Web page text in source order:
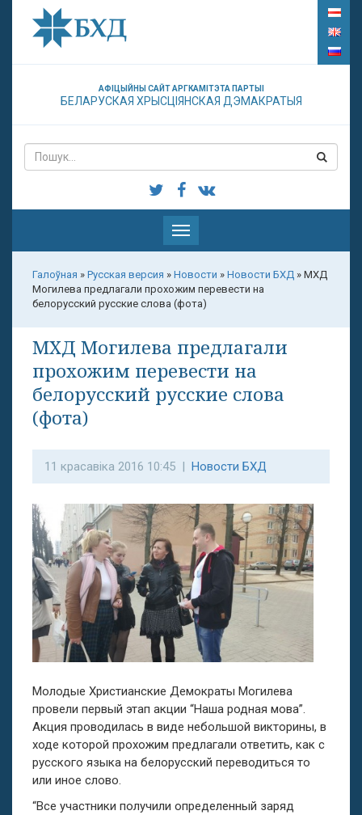
АФІЦЫЙНЫ САЙТ АРГКАМІТЭТА ПАРТЫІ
БЕЛАРУСКАЯ ХРЫСЦІЯНСКАЯ ДЭМАКРАТЫЯ
Паказаць
меню
Галоўная » Русская версия » Новости » Новости БХД » МХД
Могилева предлагали прохожим перевести на
белорусский русские слова (фота)
МХД Могилева предлагали
прохожим перевести на
белорусский русские слова
(фота)
11 красавіка 2016 10:45 | Новости БХД
Молодые Христианские Демократы Могилева
провели первый этап акции “Наша родная мова”.
Акция проводилась в виде небольшой викторины, в
ходе которой прохожим предлагали ответить, как с
русского языка на белорусский переводиться то
или иное слово.
“Все участники получили определенный заряд